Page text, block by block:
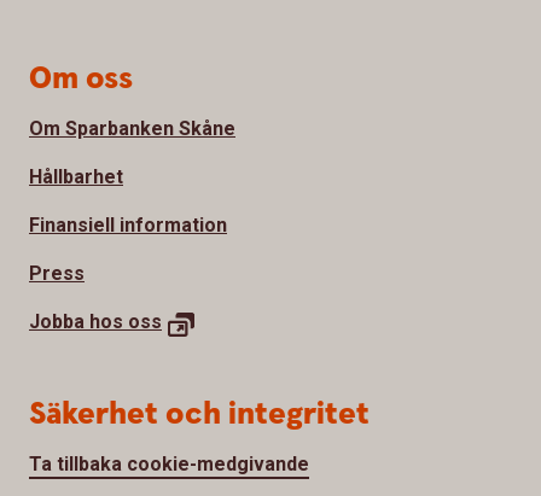
Om oss
Om Sparbanken Skåne
Hållbarhet
Finansiell information
Press
Jobba hos oss
Säkerhet och integritet
Ta tillbaka cookie-medgivande